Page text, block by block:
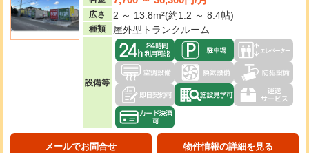
広さ 2 ～ 13.8m²(約1.2 ～ 8.4帖)
種類 屋外型トランクルーム
設備等
メールでお問合せ 物件情報の詳細を見る